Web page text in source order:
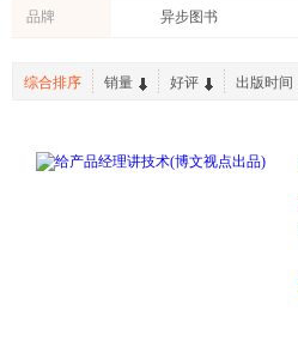
品牌 异步图书
综合排序 销量 好评 出版时间